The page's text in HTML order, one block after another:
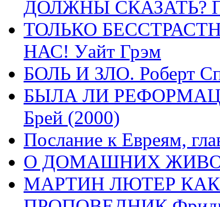
ДОЛЖНЫ СКАЗАТЬ?
ТОЛЬКО
НАС! Уайт Грэм
БОЛЬ И ЗЛО. Роберт
БЫЛА ЛИ
Брей (2000)
Послание к Евреям,
О ДОМАШНИХ
МАРТИН ЛЮТЕР